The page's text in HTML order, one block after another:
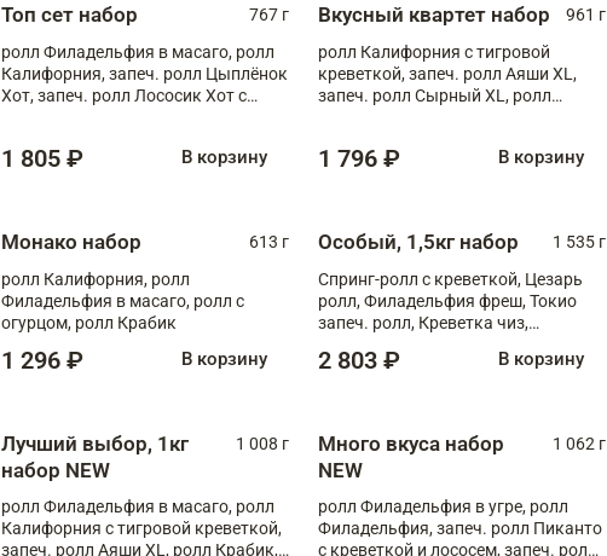
Топ сет набор
767 г
ролл Филадельфия в масаго, ролл
Калифорния, запеч. ролл Цыплёнок
Хот, запеч. ролл Лососик Хот с
1 805 ₽ В корзину
Вкусный квартет набор
961 г
ролл Калифорния с тигровой
креветкой, запеч. ролл Аяши XL,
запеч. ролл Сырный XL, ролл
1 796 ₽ В корзину
Монако набор
613 г
ролл Калифорния, ролл
Филадельфия в масаго, ролл с
огурцом, ролл Крабик
1 296 ₽ В корзину
Особый, 1,5кг набор
1 535 г
Спринг-ролл с креветкой, Цезарь
ролл, Филадельфия фреш, Токио
запеч. ролл, Креветка чиз,
Флорида
2 803 ₽ В корзину
Лучший выбор, 1кг
набор NEW
1 008 г
ролл Филадельфия в масаго, ролл
Калифорния с тигровой креветкой,
запеч. ролл Аяши XL, ролл Крабик,
Много вкуса набор
NEW
1 062 г
ролл Филадельфия в угре, ролл
Филадельфия, запеч. ролл Пиканто
с креветкой и лососем, запеч. ролл